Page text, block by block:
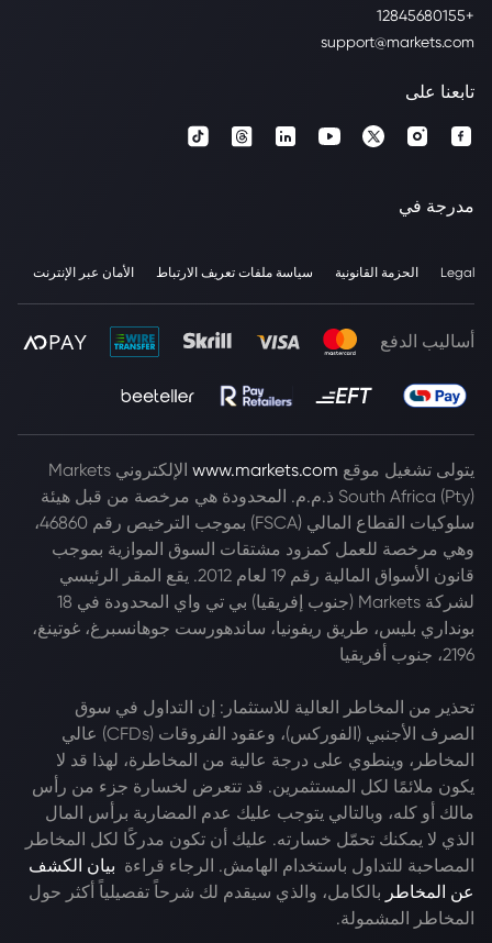
+12845680155
support@markets.com
تابعنا على
مدرجة في
Legal الحزمة القانونية سياسة ملفات تعريف الارتباط الأمان عبر الإنترنت
أساليب الدفع
يتولى تشغيل موقع www.markets.com
الإلكتروني Markets
South Africa (Pty) ذ.م.م. المحدودة هي مرخصة من قبل هيئة
سلوكيات القطاع المالي (FSCA) بموجب الترخيص رقم 46860،
وهي مرخصة للعمل كمزود مشتقات السوق الموازية بموجب
قانون الأسواق المالية رقم 19 لعام 2012. يقع المقر الرئيسي
لشركة Markets (جنوب إفريقيا) بي تي واي المحدودة في 18
بونداري بليس، طريق ريفونيا، ساندهورست جوهانسبرغ، غوتينغ،
2196، جنوب أفريقيا
تحذير من المخاطر العالية للاستثمار: إن التداول في سوق
الصرف الأجنبي (الفوركس)، وعقود الفروقات (CFDs) عالي
المخاطر، وينطوي على درجة عالية من المخاطرة، لهذا قد لا
يكون ملائمًا لكل المستثمرين. قد تتعرض لخسارة جزء من رأس
مالك أو كله، وبالتالي يتوجب عليك عدم المضاربة برأس المال
الذي لا يمكنك تحمّل خسارته. عليك أن تكون مدركًا لكل المخاطر
المصاحبة للتداول باستخدام الهامش. الرجاء قراءة بيان الكشف
عن المخاطر بالكامل، والذي سيقدم لك شرحاً تفصيلياً أكثر حول
المخاطر المشمولة.